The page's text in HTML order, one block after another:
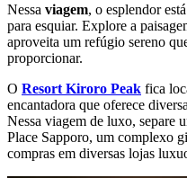
Nessa viagem, o esplendor
para esquiar. Explore a
aproveita um refúgio sereno
proporcionar.
O Resort Kiroro Peak fica
encantadora que oferece
Nessa viagem de luxo, separe
Place Sapporo, um complexo
compras em diversas lojas